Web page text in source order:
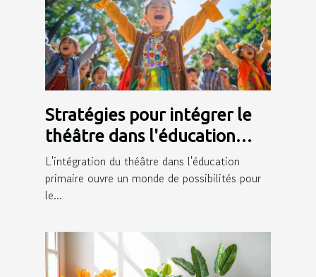
Stratégies pour intégrer le
théâtre dans l'éducation
primaire et ses bénéfices
L'intégration du théâtre dans l'éducation
primaire ouvre un monde de possibilités pour
le...